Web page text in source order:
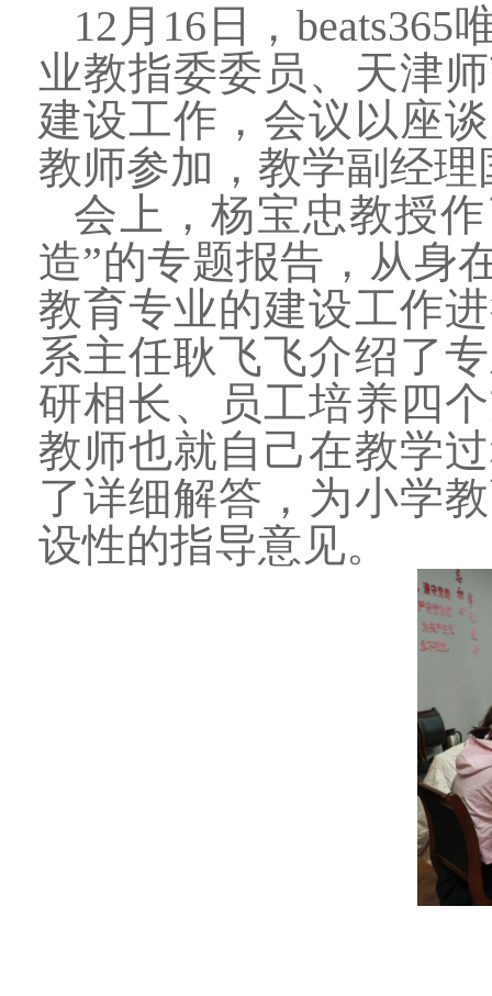
12月16日，
业教指委委员、天津
建设工作，会议以座
教师参加，教学副经
会上，杨宝忠教授
造”的专题报告，从身
教育专业的建设工作
系主任耿飞飞介绍了
研相长、员工培养四
教师也就自己在教学
了详细解答，为小学
设性的指导意见。